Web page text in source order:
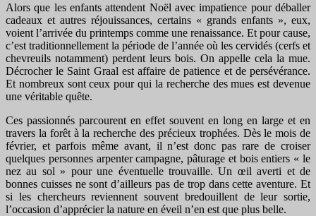
Alors que les enfants attendent Noël avec impatience pour déballer
cadeaux et autres réjouissances, certains « grands enfants », eux,
voient l’arrivée du printemps comme une renaissance. Et pour cause,
c’est traditionnellement la période de l’année où les cervidés (cerfs et
chevreuils notamment) perdent leurs bois. On appelle cela la mue.
Décrocher le Saint Graal est affaire de patience et de persévérance.
Et nombreux sont ceux pour qui la recherche des mues est devenue
une véritable quête.
Ces passionnés parcourent en effet souvent en long en large et en
travers la forêt à la recherche des précieux trophées. Dès le mois de
février, et parfois même avant, il n’est donc pas rare de croiser
quelques personnes arpenter campagne, pâturage et bois entiers « le
nez au sol » pour une éventuelle trouvaille. Un œil averti et de
bonnes cuisses ne sont d’ailleurs pas de trop dans cette aventure. Et
si les chercheurs reviennent souvent bredouillent de leur sortie,
l’occasion d’apprécier la nature en éveil n’en est que plus belle.